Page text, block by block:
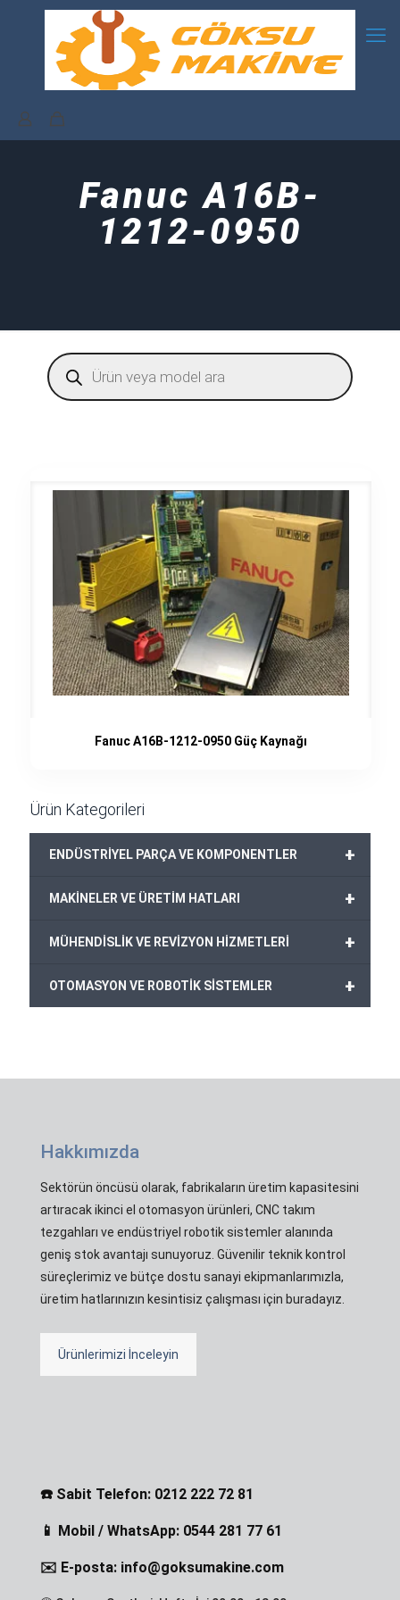
Fanuc A16B-
1212-0950
Products
search
Fanuc A16B-1212-0950 Güç Kaynağı
Ürün Kategorileri
+
ENDÜSTRİYEL PARÇA VE KOMPONENTLER
+
MAKİNELER VE ÜRETİM HATLARI
+
MÜHENDİSLİK VE REVİZYON HİZMETLERİ
+
OTOMASYON VE ROBOTİK SİSTEMLER
Hakkımızda
Sektörün öncüsü olarak, fabrikaların üretim kapasitesini
artıracak ikinci el otomasyon ürünleri, CNC takım
tezgahları ve endüstriyel robotik sistemler alanında
geniş stok avantajı sunuyoruz. Güvenilir teknik kontrol
süreçlerimiz ve bütçe dostu sanayi ekipmanlarımızla,
üretim hatlarınızın kesintisiz çalışması için buradayız.
Ürünlerimizi İnceleyin
☎️ Sabit Telefon: 0212 222 72 81
📱 Mobil / WhatsApp: 0544 281 77 61
✉️ E-posta: info@goksumakine.com